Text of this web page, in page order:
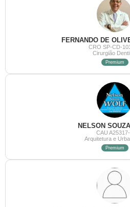
FERNANDO DE
CRO SP-CD-
Cirurgião
Premium
NELSON
CAU
Arquitetura e
Premium